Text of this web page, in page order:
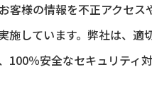
客様の情報を不正アクセス
施しています。弊社は、適
100％安全なセキュリティ